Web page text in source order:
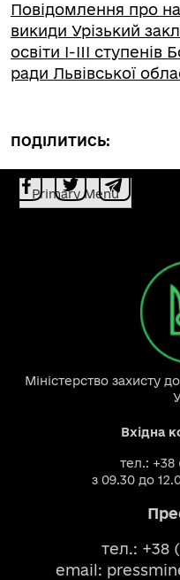
Повідомлення про
викиди Урізький
освіти I-III ступенів
ради Львівської
ПОДІЛИТИСЬ:
Primary Menu
Міністерство захисту
Вхідна
тел.: +38
з 09.30 до
тел.: +38
email: